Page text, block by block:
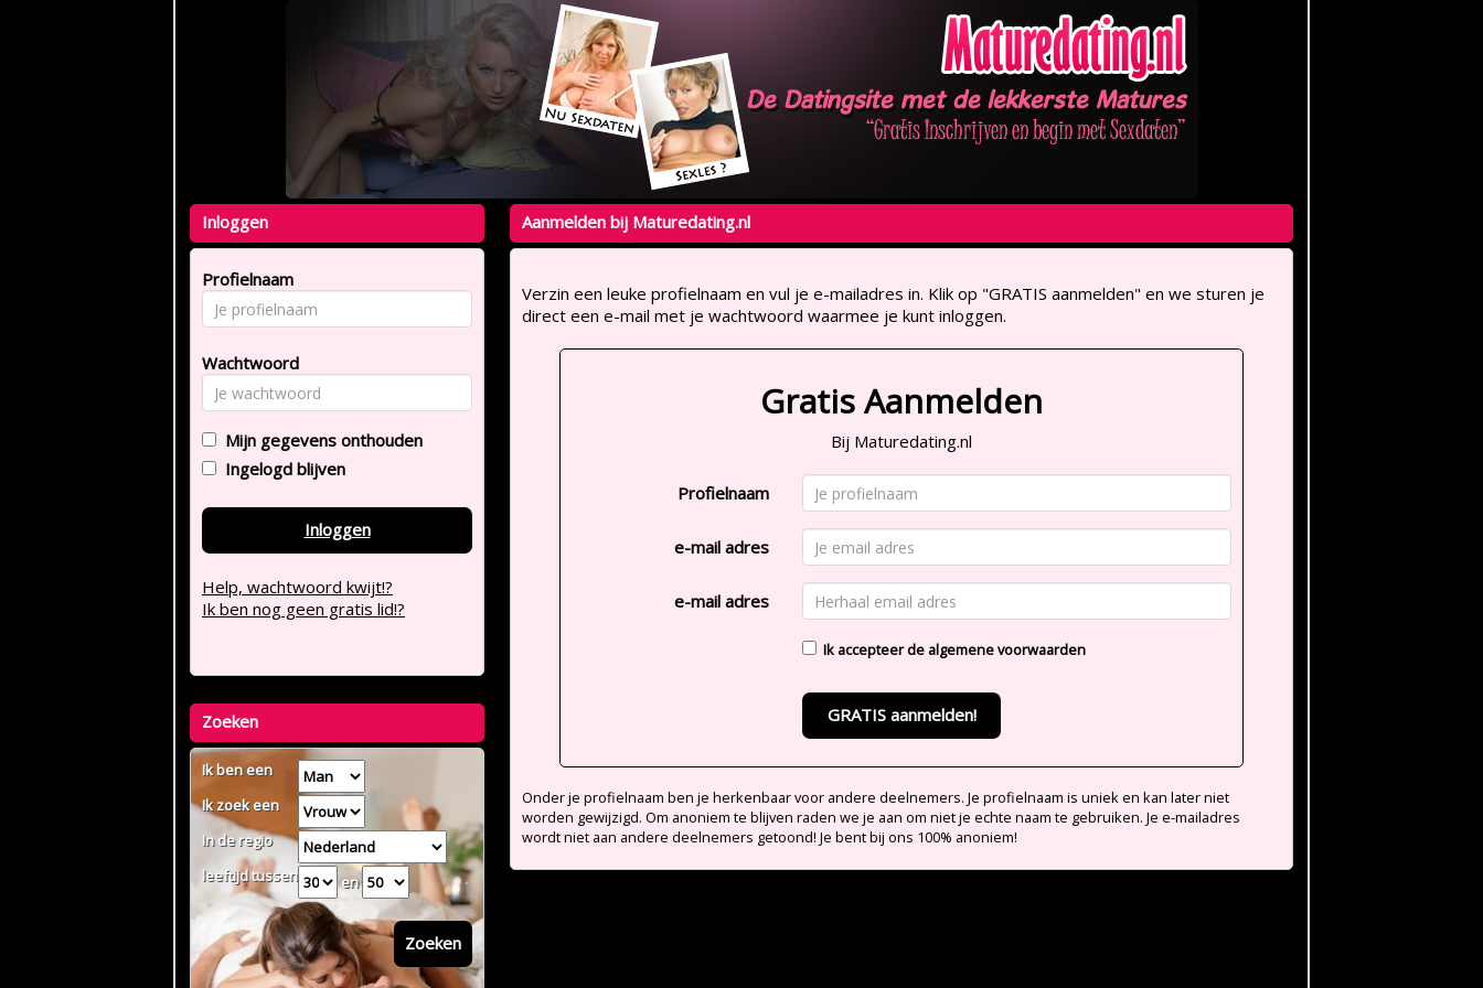
Aanmelden bij Maturedating.nl
Verzin een leuke profielnaam en vul je e-mailadres in. Klik op "GRATIS aanmelden" en we sturen je
direct een e-mail met je wachtwoord waarmee je kunt inloggen.
Gratis Aanmelden
Bij Maturedating.nl
Profielnaam
e-mail adres
e-mail adres
Ik accepteer de algemene voorwaarden
GRATIS aanmelden!
Onder je profielnaam ben je herkenbaar voor andere deelnemers. Je profielnaam is uniek en kan later niet
worden gewijzigd. Om anoniem te blijven raden we je aan om niet je echte naam te gebruiken. Je e-mailadres
wordt niet aan andere deelnemers getoond! Je bent bij ons 100% anoniem!
Inloggen
Profielnaam
Wachtwoord
Mijn gegevens onthouden
Ingelogd blijven
Inloggen
Help, wachtwoord kwijt!?
Ik ben nog geen gratis lid!?
Zoeken
Ik ben een
Ik zoek een
In de regio
leeftijd tussen
en
Zoeken